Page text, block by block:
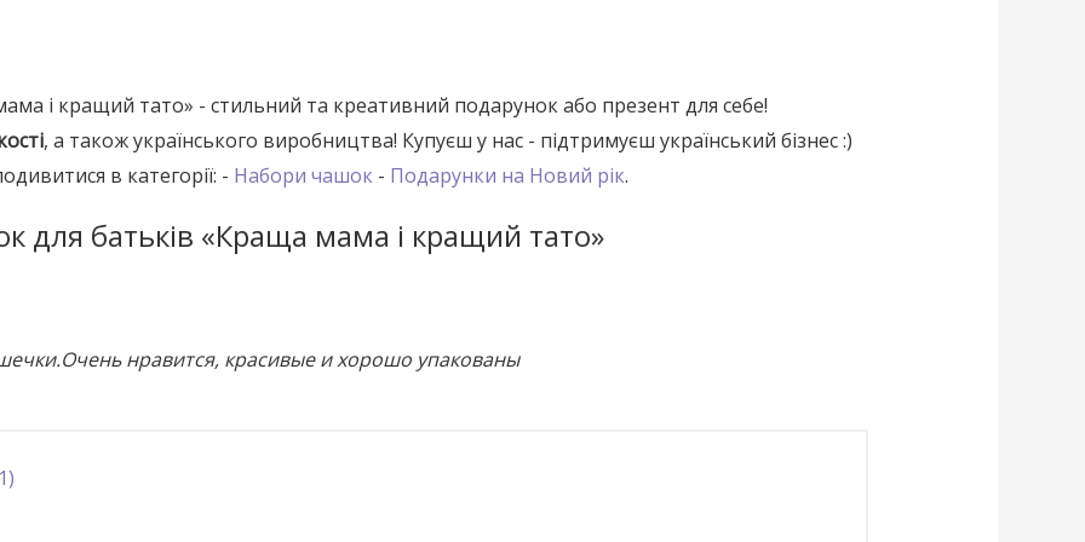
і кращий тато» - стильний та креативний подарунок або презент для себе!
, а також українського виробництва! Купуєш у нас - підтримуєш український бізнес :)
в категорії: - Набори чашок - Подарунки на Новий рік.
для батьків «Краща мама і кращий тато»
нравится, красивые и хорошо упакованы